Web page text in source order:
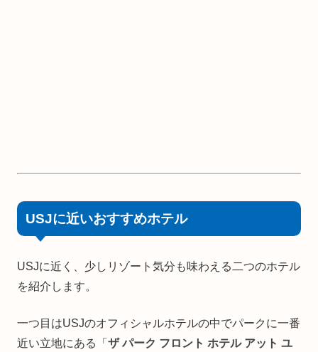
USJに近いおすすめホテル
USJに近く、少しリゾート気分も味わえる二つのホテル
を紹介します。
一つ目はUSJのオフィシャルホテルの中でパークに一番
近い立地にある「 ザ パーク フロント ホテル アット ユ